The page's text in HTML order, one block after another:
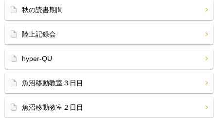
秋の読書期間
陸上記録会
hyper-QU
魚沼移動教室３日目
魚沼移動教室２日目